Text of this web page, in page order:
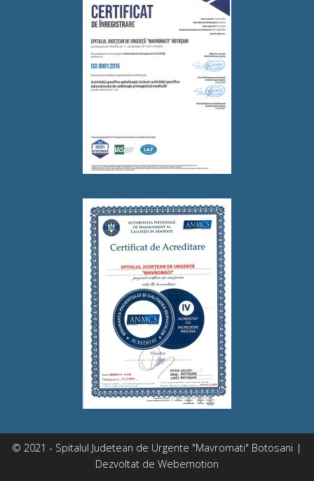
© 2021 - Spitalul Judetean de Urgente "Mavromati" Botosani |
Dezvoltat de Webemotion